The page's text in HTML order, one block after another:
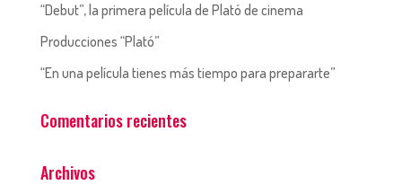
“Debut”, la primera película de Plató de cinema
Producciones “Plató”
“En una película tienes más tiempo para prepararte”
Comentarios recientes
Archivos